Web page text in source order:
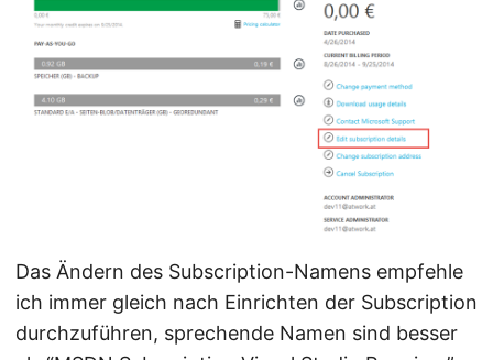
Das Ändern des Subscription-Namens empfehle
ich immer gleich nach Einrichten der Subscription
durchzuführen, sprechende Namen sind besser